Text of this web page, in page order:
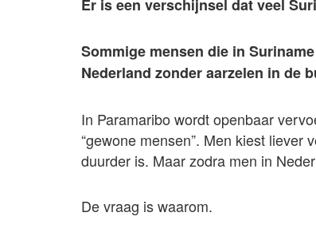
Er is een verschijnsel dat veel
Sommige mensen die in
Nederland zonder aarzelen in de
In Paramaribo wordt openbaar
“gewone mensen”. Men kiest liever
duurder is. Maar zodra men in
De vraag is waarom.